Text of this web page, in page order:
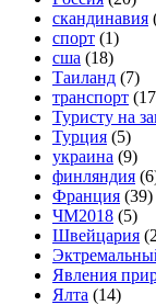
скандинавия
спорт (1)
сша (18)
Таиланд (7)
транспорт
Туристу на
Турция (5)
украина (9)
финляндия
Франция (39)
ЧМ2018 (5)
Швейцария
Явления
Ялта (14)